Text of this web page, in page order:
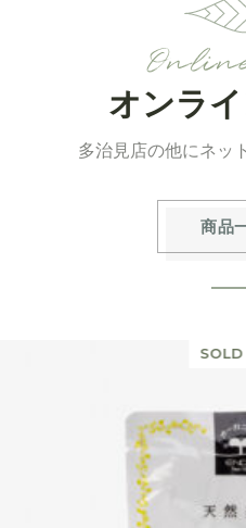
オンラ
多治見店の他にネッ
商品